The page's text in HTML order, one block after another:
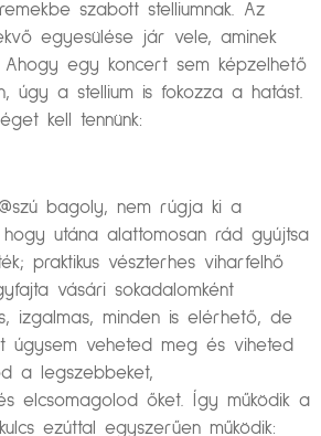
szabott stelliumnak. Az
egyesülése jár vele, aminek
egy koncert sem képzelhető
úgy a stellium is fokozza a hatást.
kell tennünk:
bagoly, nem rúgja ki a
utána alattomosan rád gyújtsa
praktikus vészterhes viharfelhő
vásári sokadalomként
izgalmas, minden is elérhető, de
úgysem veheted meg és viheted
a legszebbeket,
elcsomagolod őket. Így működik a
ezúttal egyszerűen működik: